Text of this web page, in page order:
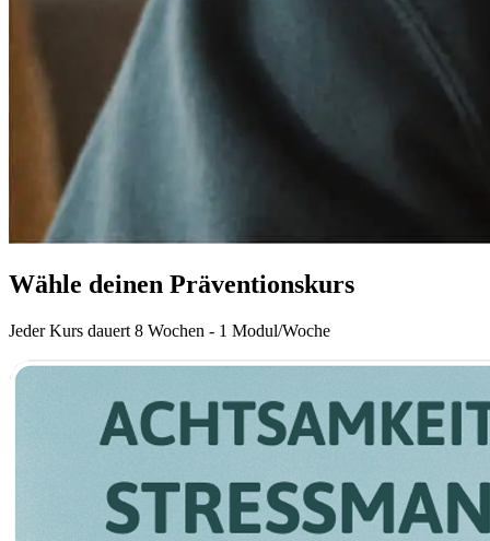
Wähle deinen Präventionskurs
Jeder Kurs dauert 8 Wochen - 1 Modul/Woche